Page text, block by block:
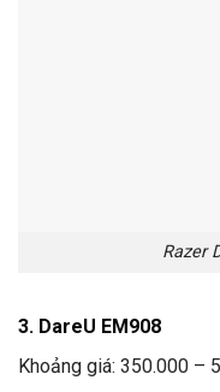
Razer
3. DareU EM908
Khoảng giá: 350.000 –